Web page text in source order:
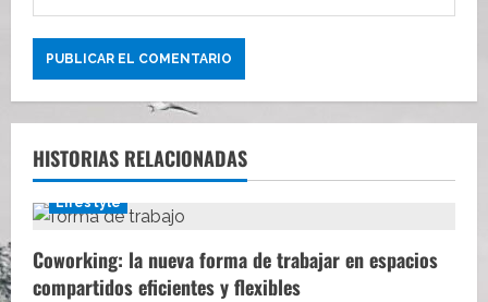
HISTORIAS RELACIONADAS
Lifestyle
Coworking: la nueva forma de trabajar en espacios
compartidos eficientes y flexibles